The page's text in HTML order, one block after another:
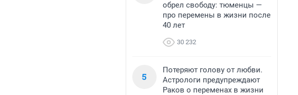
обрел свободу: тюменцы —
про перемены в жизни после
40 лет
30 232
5
Потеряют голову от любви.
Астрологи предупреждают
Раков о переменах в жизни